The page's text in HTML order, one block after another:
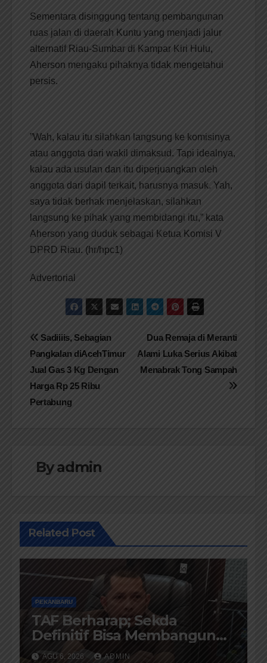
Sementara disinggung tentang pembangunan
ruas jalan di daerah Kuntu yang menjadi jalur
alternatif Riau-Sumbar di Kampar Kiri Hulu,
Aherson mengaku pihaknya tidak mengetahui
persis.
”Wah, kalau itu silahkan langsung ke komisinya
atau anggota dari wakil dimaksud. Tapi idealnya,
kalau ada usulan dan itu diperjuangkan oleh
anggota dari dapil terkait, harusnya masuk. Yah,
saya tidak berhak menjelaskan, silahkan
langsung ke pihak yang membidangi itu,” kata
Aherson yang duduk sebagai Ketua Komisi V
DPRD Riau. (hr/hpc1)
Advertorial
Navigasi
pos
Dua Remaja di Meranti
Alami Luka Serius Akibat
Menabrak Tong Sampah
Sadiiiis, Sebagian
Pangkalan diAcehTimur
Jual Gas 3 Kg Dengan
Harga Rp 25 Ribu
Pertabung
Byadmin
Related Post
PEKANBARU
TAF Berharap; Sekda
Definitif Bisa Membangun
Komunikasi Antara Eksekutif
AGU 6, 2026 ADMIN